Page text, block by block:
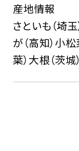
産地情報
さといも（埼玉
が（高知）小松
葉）大根（茨城